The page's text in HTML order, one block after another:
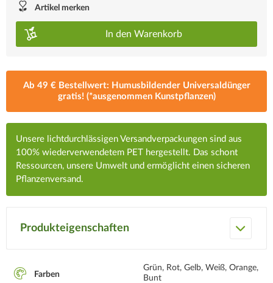
Artikel merken
In den Warenkorb
Ab 49 € Bestellwert: Humusbildender Universaldünger
gratis! (*ausgenommen Kunstpflanzen)
Unsere lichtdurchlässigen Versandverpackungen sind aus
100% wiederverwendetem PET hergestellt. Das schont
Ressourcen, unsere Umwelt und ermöglicht einen sicheren
Pflanzenversand.
Produkteigenschaften
Farben
Grün, Rot, Gelb, Weiß, Orange,
Bunt